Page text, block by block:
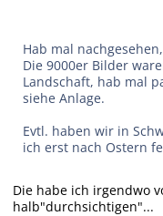
Hab mal
Die 9000er Bilder
Landschaft, hab mal
siehe Anlage.
Evtl. haben wir in
ich erst nach Ostern
Die habe ich irgendwo
halb"durchsichtigen"...